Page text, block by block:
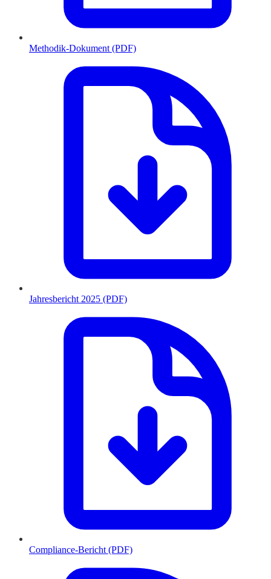
Methodik-Dokument (PDF)
Jahresbericht 2025 (PDF)
Compliance-Bericht (PDF)